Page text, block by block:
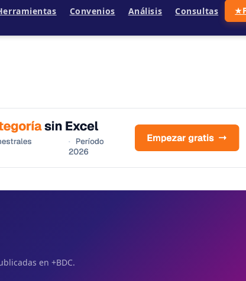
Convenios Análisis Consultas ★
en +BDC.